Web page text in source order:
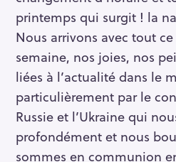
printemps qui surgit ! la
Nous arrivons avec tout
semaine, nos joies, nos
liées à l’actualité dans le
particulièrement par le
Russie et l’Ukraine qui
profondément et nous
sommes en communion